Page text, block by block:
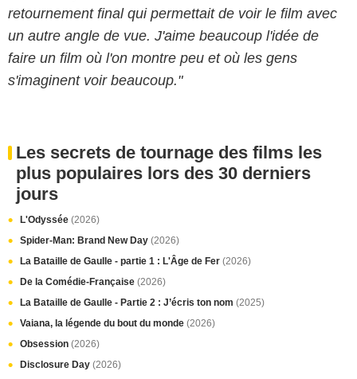
retournement final qui permettait de voir le film avec
un autre angle de vue. J'aime beaucoup l'idée de
faire un film où l'on montre peu et où les gens
s'imaginent voir beaucoup."
Les secrets de tournage des films les
plus populaires lors des 30 derniers
jours
L'Odyssée (2026)
Spider-Man: Brand New Day (2026)
La Bataille de Gaulle - partie 1 : L'Âge de Fer (2026)
De la Comédie-Française (2026)
La Bataille de Gaulle - Partie 2 : J’écris ton nom (2025)
Vaiana, la légende du bout du monde (2026)
Obsession (2026)
Disclosure Day (2026)